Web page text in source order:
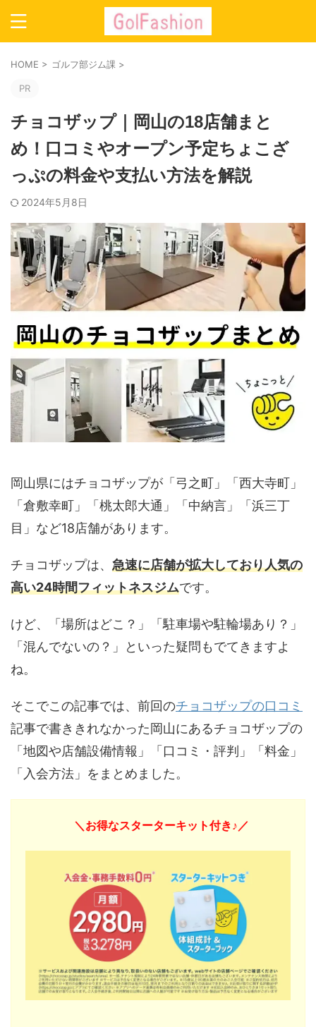
HOME > ゴルフ部ジム課 >
PR
チョコザップ｜岡山の18店舗まと
め！口コミやオープン予定ちょこざ
っぷの料金や支払い方法を解説
2024年5月8日
岡山県にはチョコザップが「弓之町」「西大寺町」
「倉敷幸町」「桃太郎大通」「中納言」「浜三丁
目」など18店舗があります。
チョコザップは、 急速に店舗が拡大しており人気の
高い24時間フィットネスジムです。
けど、「場所はどこ？」「駐車場や駐輪場あり？」
「混んでないの？」といった疑問もでてきますよ
ね。
そこでこの記事では、前回のチョコザップの口コミ
記事で書ききれなかった岡山にあるチョコザップの
「地図や店舗設備情報」「口コミ・評判」「料金」
「入会方法」をまとめました。
＼お得なスターターキット付き♪／